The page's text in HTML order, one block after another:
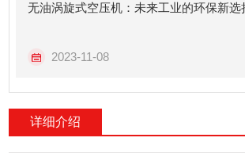
无油涡旋式空压机：未来工业的环保新选
2023-11-08
详细介绍